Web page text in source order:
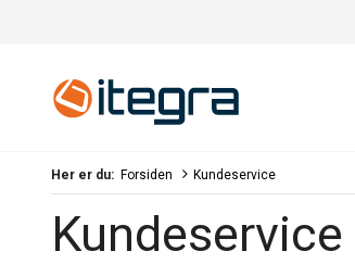
Her er du: Forsiden Kundeservice
Kundeservice